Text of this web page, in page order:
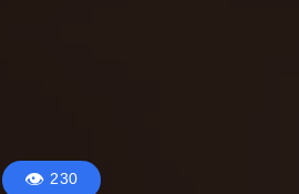
230